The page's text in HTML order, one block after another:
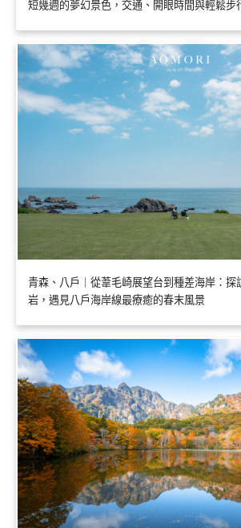
短幾週的夢幻景色，交通、開眼時間與輕鬆步
青森、八戶｜從葦毛崎展望台到種差海岸：探
岩，遇見八戶海岸線最療癒的春末風景